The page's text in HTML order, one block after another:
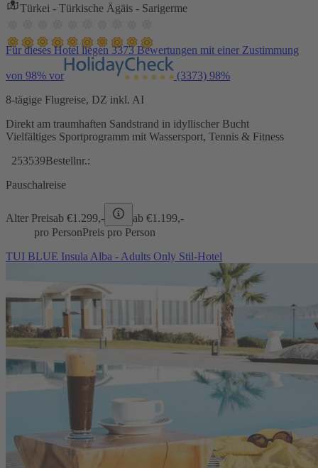
Türkei - Türkische Ägäis - Sarigerme
Für dieses Hotel liegen 3373 Bewertungen mit einer Zustimmung
von 98% vor (3373) 98%
8-tägige Flugreise, DZ inkl. AI
Direkt am traumhaften Sandstrand in idyllischer Bucht
Vielfältiges Sportprogramm mit Wassersport, Tennis & Fitness
253539Bestellnr.:
Pauschalreise
Alter Preisab €1.299,- ab €1.199,-
pro PersonPreis pro Person
TUI BLUE Insula Alba - Adults Only Stil-Hotel